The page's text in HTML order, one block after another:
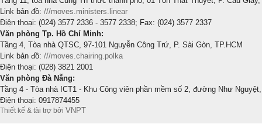
Link bản đồ: ///moves.ministers.linear
Điện thoại: (024) 3577 2336 - 3577 2338; Fax: (024) 3577 2337
Văn phòng Tp. Hồ Chí Minh:
Tầng 4, Tòa nhà QTSC, 97-101 Nguyễn Công Trứ, P. Sài Gòn, TP.HCM
Link bản đồ: ///moves.chairing.polka
Điện thoại: (028) 3821 2001
Văn phòng Đà Nẵng:
Tầng 4 - Tòa nhà ICT1 - Khu Công viên phần mềm số 2, đường Như
Điện thoại: 0917874455
Thiết kế & tài trợ bởi VNPT